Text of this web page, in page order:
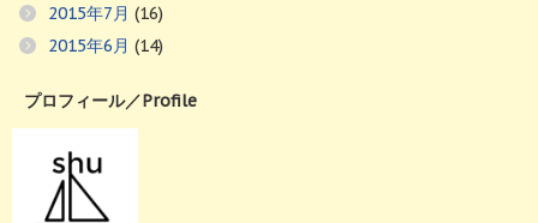
2015年7月 (16)
2015年6月 (14)
プロフィール／Profile